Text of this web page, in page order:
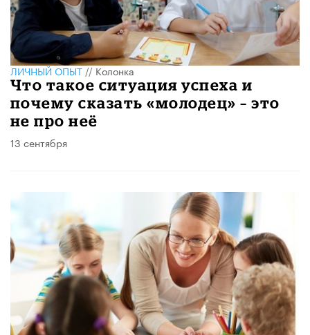
ЛИЧНЫЙ ОПЫТ//Колонка
Что такое ситуация успеха и
почему сказать «молодец» – это
не про неё
13 сентября